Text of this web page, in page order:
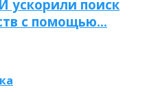
поиск
с помощью…